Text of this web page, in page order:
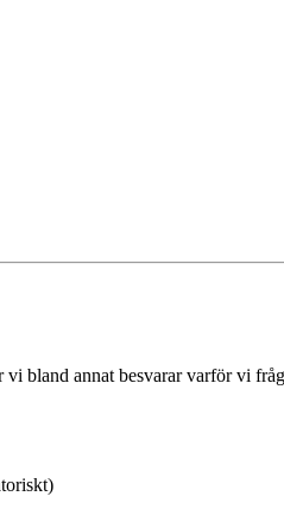
vi bland annat besvarar varför vi